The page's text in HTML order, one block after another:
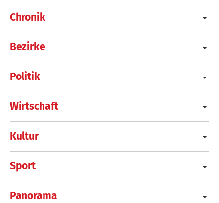
Chronik
Bezirke
Politik
Wirtschaft
Kultur
Sport
Panorama